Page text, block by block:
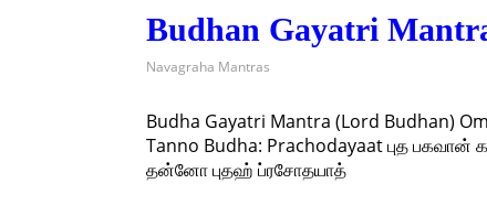
Budhan Gayatri
Navagraha Mantras
Budha Gayatri Mantra (Lord Budhan)
Tanno Budha: Prachodayaat புத
தன்னோ புதஹ் ப்ரசோதயாத்